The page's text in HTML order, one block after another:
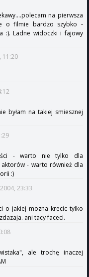
na pierwsza
o filmie bardzo szybko -
:). Ladne widoczki i fajowy
11:20
byłam na takiej smiesznej
- warto nie tylko dla
aktorów - warto również dla
:)
23:33
o jakiej mozna krecic tylko
ani tacy faceci.
ale trochę inaczej